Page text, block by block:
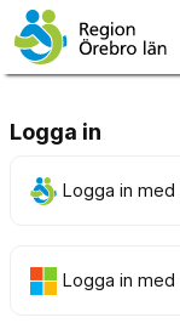
Logga in
Logga in med
Logga in med